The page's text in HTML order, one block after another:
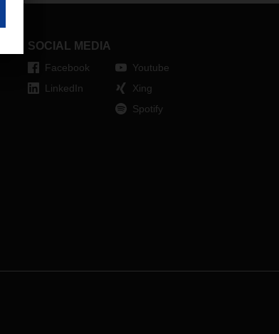
SOCIAL MEDIA
Facebook
LinkedIn
Youtube
Xing
Spotify